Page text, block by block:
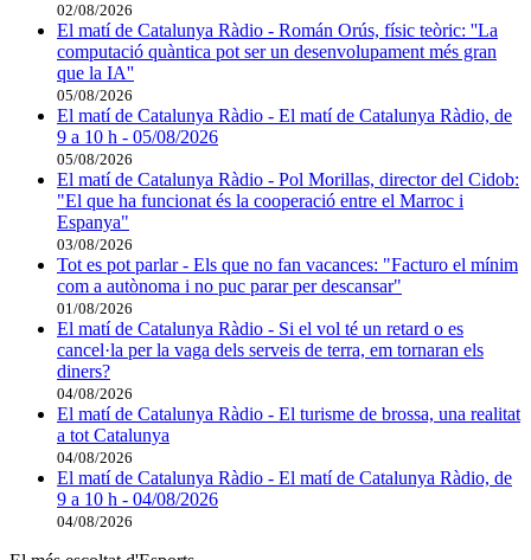
02/08/2026
El matí de Catalunya Ràdio - Román Orús, físic teòric: ''La
computació quàntica pot ser un desenvolupament més gran
que la IA''
05/08/2026
El matí de Catalunya Ràdio - El matí de Catalunya Ràdio, de
9 a 10 h - 05/08/2026
05/08/2026
El matí de Catalunya Ràdio - Pol Morillas, director del Cidob:
"El que ha funcionat és la cooperació entre el Marroc i
Espanya"
03/08/2026
Tot es pot parlar - Els que no fan vacances: "Facturo el mínim
com a autònoma i no puc parar per descansar"
01/08/2026
El matí de Catalunya Ràdio - Si el vol té un retard o es
cancel·la per la vaga dels serveis de terra, em tornaran els
diners?
04/08/2026
El matí de Catalunya Ràdio - El turisme de brossa, una realitat
a tot Catalunya
04/08/2026
El matí de Catalunya Ràdio - El matí de Catalunya Ràdio, de
9 a 10 h - 04/08/2026
04/08/2026